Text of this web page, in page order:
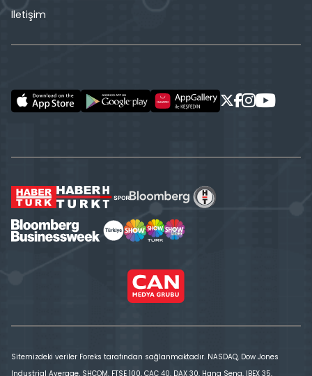
İletişim
Sitemizdeki veriler Foreks tarafından sağlanmaktadır. NASDAQ, Dow Jones
Industrial Average, SHCOM, FTSE 100, CAC 40, DAX 30, Hang Seng, IBEX 35,